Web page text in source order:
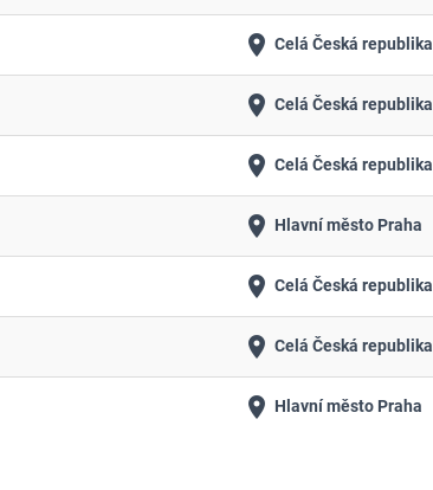
place Celá Česká republika
place Celá Česká republika
place Celá Česká republika
place Hlavní město Praha
place Celá Česká republika
place Celá Česká republika
place Hlavní město Praha